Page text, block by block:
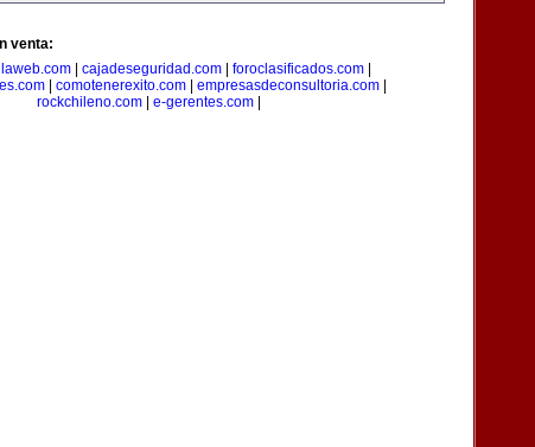
venta:
cajadeseguridad.com foroclasificados.com
| comotenerexito.com| empresasdeconsultoria.com|
rockchileno.com| e-gerentes.com|